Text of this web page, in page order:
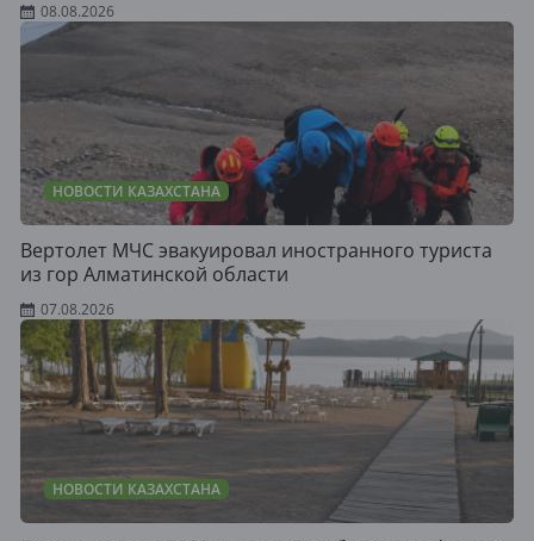
08.08.2026
НОВОСТИ КАЗАХСТАНА
Вертолет МЧС эвакуировал иностранного туриста
из гор Алматинской области
07.08.2026
НОВОСТИ КАЗАХСТАНА